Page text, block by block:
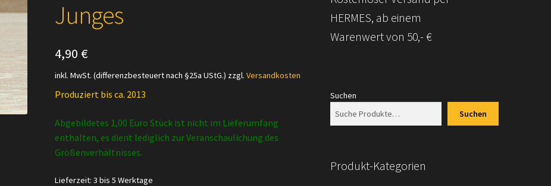
Junges
4,90 €
inkl. MwSt. (differenzbesteuert nach §25a UStG.) zzgl.Versandkosten
Produziert bis ca. 2013
Abgebildetes 1,00 Euro Stück ist nicht im Lieferumfang
enthalten, es dient lediglich zur Veranschaulichung des
Größenverhältnisses.
Lieferzeit:3 bis 5 Werktage
HERMES, ab einem
Warenwert von 50,- €
Suchen
Suchen
Produkt-Kategorien